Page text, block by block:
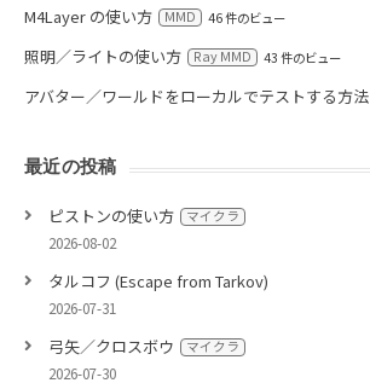
M4Layer の使い方 MMD 46 件のビュー
照明／ライトの使い方 Ray MMD 43 件のビュー
アバター／ワールドをローカルでテストする方法
最近の投稿
ピストンの使い方 マイクラ
2026-08-02
タルコフ (Escape from Tarkov)
2026-07-31
弓矢／クロスボウ マイクラ
2026-07-30